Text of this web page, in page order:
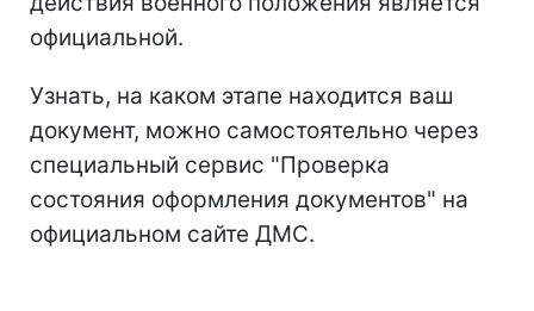
официальной.
Узнать, на каком этапе находится ваш
документ, можно самостоятельно через
специальный сервис "Проверка
состояния оформления документов" на
официальном сайте ДМС.